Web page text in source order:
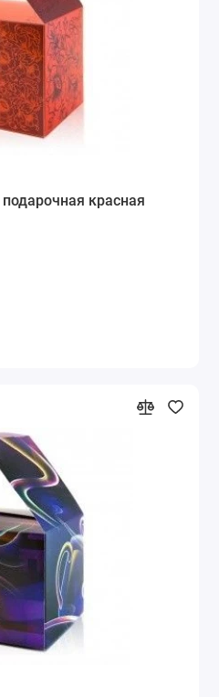
красная